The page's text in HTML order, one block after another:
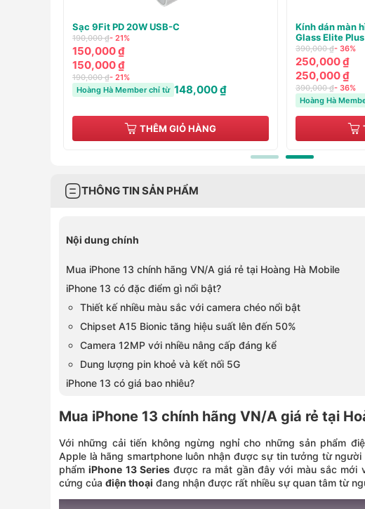
Pin sạc dự phòng Innostyle PowerMag Slim
15W (WIRELESS) PD/QC3.0 20W 10000m
1,150,000 ₫- 57%
490,000 ₫
490,000 ₫
1,150,000 ₫ - 57%
484,000 ₫
THÊM GIỎ HÀNG
Ốp lưng Dẻo
case for
250,000 ₫- 60%
99,000 ₫
99,000 ₫
250,000 ₫- 60%
Hoàng Hà
THÔNG TIN SẢN PHẨM
Nội dung chính
Mua iPhone 13 chính hãng VN/A giá rẻ tại Hoàng Hà Mobile
iPhone 13 có đặc điểm gì nổi bật?
Thiết kế nhiều màu sắc với camera chéo nổi bật
Chipset A15 Bionic tăng hiệu suất lên đến 50%
Camera 12MP với nhiều nâng cấp đáng kể
Dung lượng pin khoẻ và kết nối 5G
iPhone 13 có giá bao nhiêu?
Mua iPhone 13 chính hãng VN/A giá rẻ tại
Với những cải tiến không ngừng nghỉ cho những sản phẩm
Apple là hãng smartphone luôn nhận được sự tin tưởng từ người
phẩmiPhone 13 Series được ra mắt gần đây với màu sắc mới
cứng của điện thoại đang nhận được rất nhiều sự quan tâm từ